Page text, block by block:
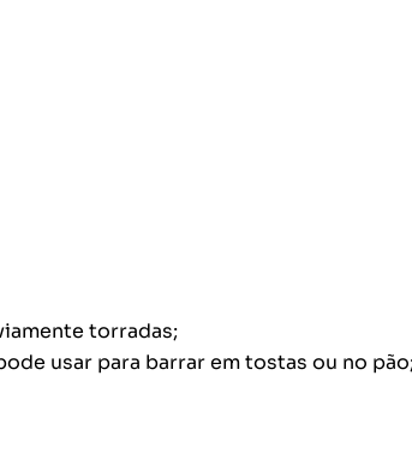
torradas;
usar para barrar em tostas ou no